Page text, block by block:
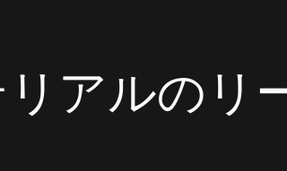
アルのリ